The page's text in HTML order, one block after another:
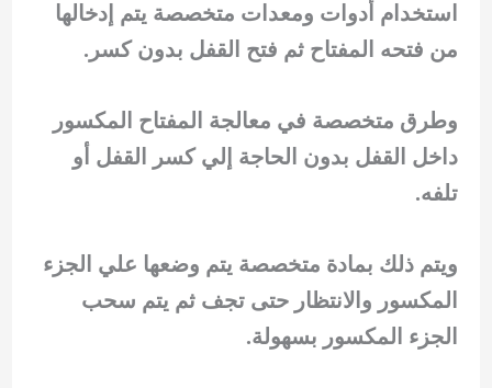
استخدام أدوات ومعدات متخصصة يتم إدخالها
من فتحه المفتاح ثم فتح القفل بدون كسر.
وطرق متخصصة في معالجة المفتاح المكسور
داخل القفل بدون الحاجة إلي كسر القفل أو
تلفه.
ويتم ذلك بمادة متخصصة يتم وضعها علي الجزء
المكسور والانتظار حتى تجف ثم يتم سحب
الجزء المكسور بسهولة.